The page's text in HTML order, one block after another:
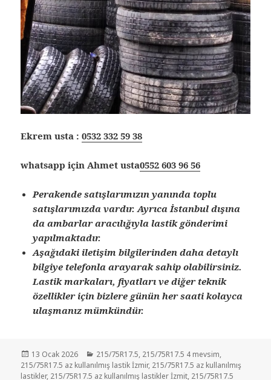
Ekrem usta :0532 332 59 38
whatsapp için Ahmet usta0552 603 96 56
Perakende satışlarımızın yanında toplu
satışlarımızda vardır. Ayrıca İstanbul dışına
da ambarlar aracılığıyla lastik gönderimi
yapılmaktadır.
Aşağıdaki iletişim bilgilerinden daha detaylı
bilgiye telefonla arayarak sahip olabilirsiniz.
Lastik markaları, fiyatları ve diğer teknik
özellikler için bizlere günün her saati kolayca
ulaşmanız mümkündür.
Yayın
tarihi
13 Ocak 2026 Kategoriler
215/75R17.5, 215/75R17.5 4 mevsim,
215/75R17.5 az kullanılmış lastik İzmir, 215/75R17.5 az kullanılmış
lastikler, 215/75R17.5 az kullanılmış lastikler İzmit, 215/75R17.5